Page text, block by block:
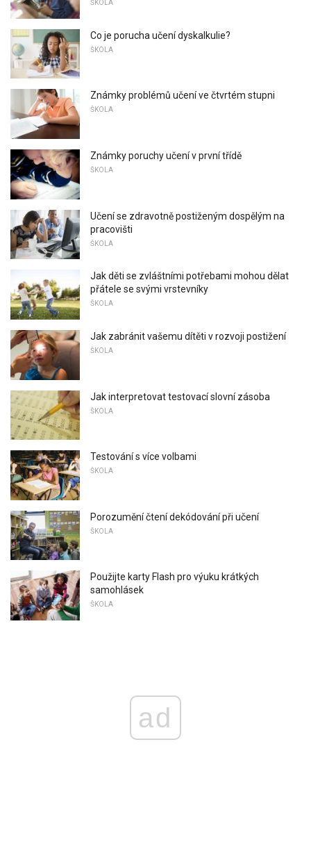
ŠKOLA
Co je porucha učení dyskalkulie?
ŠKOLA
Známky problémů učení ve čtvrtém stupni
ŠKOLA
Známky poruchy učení v první třídě
ŠKOLA
Učení se zdravotně postiženým dospělým na
pracovišti
ŠKOLA
Jak děti se zvláštními potřebami mohou dělat
přátele se svými vrstevníky
ŠKOLA
Jak zabránit vašemu dítěti v rozvoji postižení
ŠKOLA
Jak interpretovat testovací slovní zásoba
ŠKOLA
Testování s více volbami
ŠKOLA
Porozumění čtení dekódování při učení
ŠKOLA
Použijte karty Flash pro výuku krátkých
samohlásek
ŠKOLA
ad